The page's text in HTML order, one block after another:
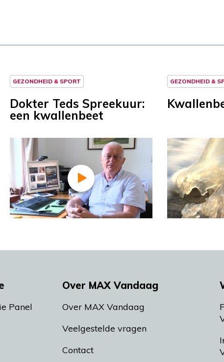
GEZONDHEID & SPORT
Dokter Teds Spreekuur:
een kwallenbeet
GEZONDHEID &
Panel
Over MAX Vandaag
Over MAX Vandaag
Veelgestelde vragen
Contact